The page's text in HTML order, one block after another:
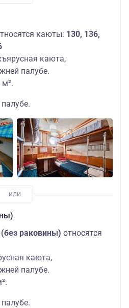
каюты: 130, 136,
каюта,
палубе.
раковины) относятся
каюта,
палубе.